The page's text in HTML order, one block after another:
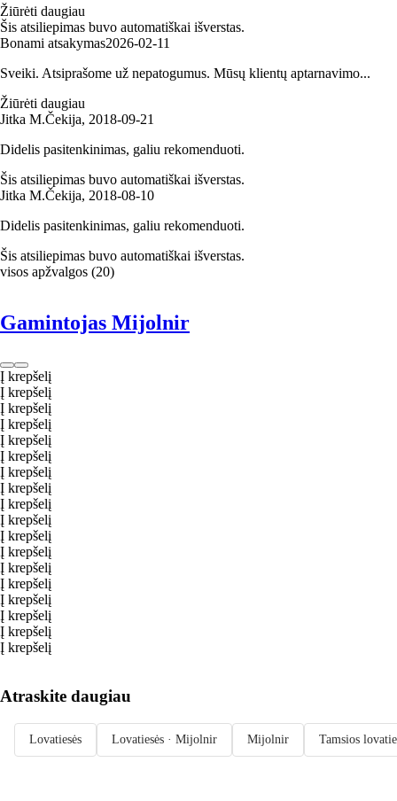
Žiūrėti daugiau
Šis atsiliepimas buvo automatiškai išverstas.
Bonami atsakymas2026‑02‑11
Sveiki. Atsiprašome už nepatogumus. Mūsų klientų aptarnavimo...
Žiūrėti daugiau
Jitka M.Čekija, 2018‑09‑21
Didelis pasitenkinimas, galiu rekomenduoti.
Šis atsiliepimas buvo automatiškai išverstas.
Jitka M.Čekija, 2018‑08‑10
Didelis pasitenkinimas, galiu rekomenduoti.
Šis atsiliepimas buvo automatiškai išverstas.
visos apžvalgos (20)
Gamintojas Mijolnir
Į krepšelį
Į krepšelį
Į krepšelį
Į krepšelį
Į krepšelį
Į krepšelį
Į krepšelį
Į krepšelį
Į krepšelį
Į krepšelį
Į krepšelį
Į krepšelį
Į krepšelį
Į krepšelį
Į krepšelį
Į krepšelį
Į krepšelį
Į krepšelį
Atraskite daugiau
Lovatiesės Lovatiesės · Mijolnir Mijolnir Tamsios